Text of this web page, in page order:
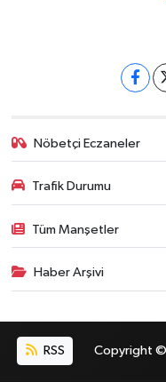
Nöbetçi Eczaneler
Trafik Durumu
Tüm Manşetler
Haber Arşivi
RSS Copyright ©